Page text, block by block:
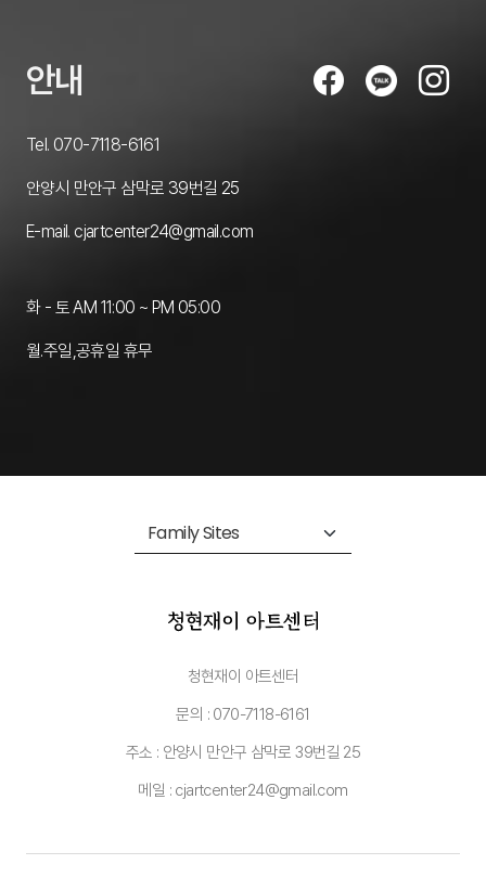
안내
Tel. 070-7118-6161
안양시 만안구 삼막로 39번길 25
E-mail. cjartcenter24@gmail.com
화 - 토 AM 11:00 ~ PM 05:00
월.주일,공휴일 휴무
청현재이 아트센터
문의 : 070-7118-6161
주소 : 안양시 만안구 삼막로 39번길 25
메일 : cjartcenter24@gmail.com